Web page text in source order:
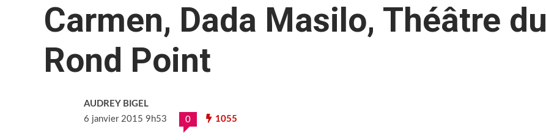
Carmen, Dada Masilo, Théâtre du
Rond Point
AUDREY BIGEL
6 janvier 2015 9h53
0 1055